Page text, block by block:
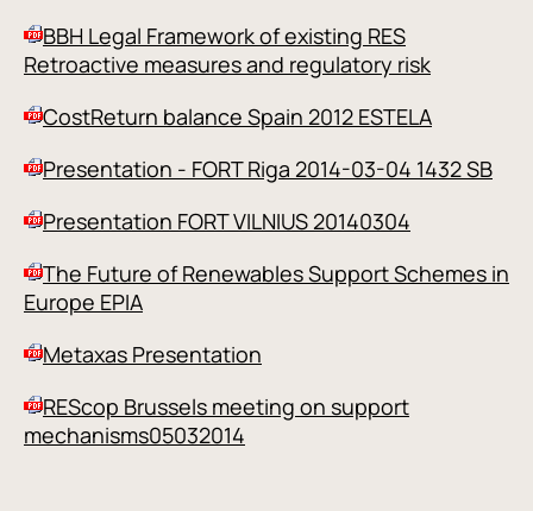
BBH Legal Framework of existing RES
Retroactive measures and regulatory risk
CostReturn balance Spain 2012 ESTELA
Presentation - FORT Riga 2014-03-04 1432 SB
Presentation FORT VILNIUS 20140304
The Future of Renewables Support Schemes in
Europe EPIA
Metaxas Presentation
REScop Brussels meeting on support
mechanisms05032014